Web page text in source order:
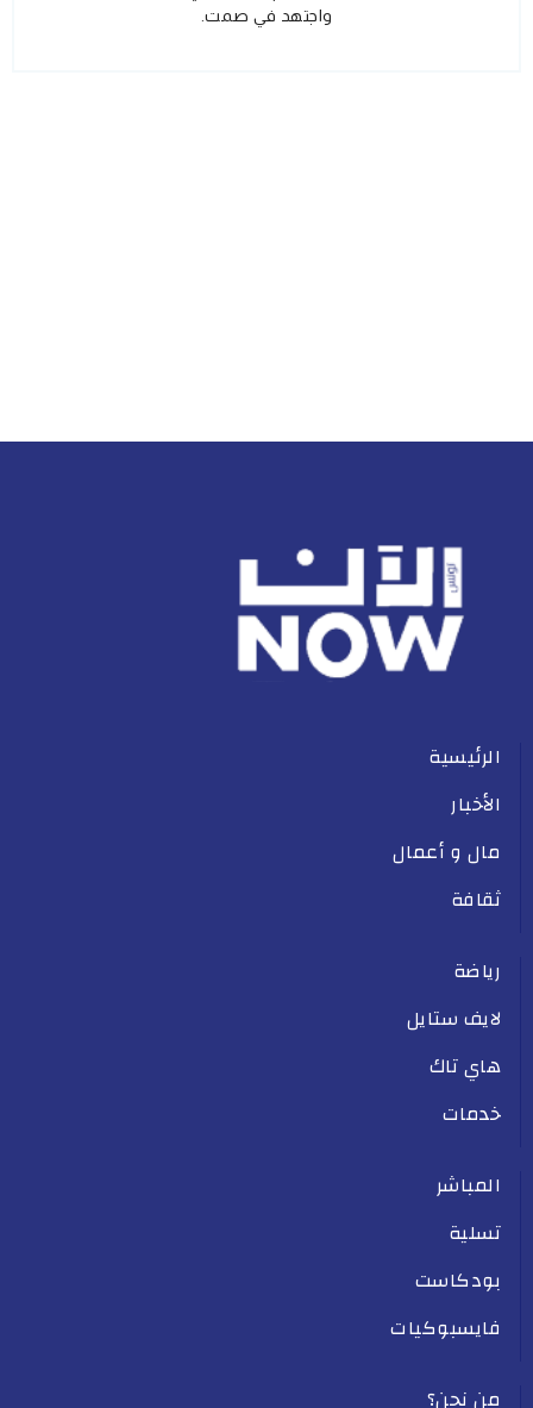
واجتهد في صمت.
الرئيسية
الأخبار
مال و أعمال
ثقافة
رياضة
لايف ستايل
هاي تاك
خدمات
المباشر
تسلية
بودكاست
فايسبوكيات
من نحن؟